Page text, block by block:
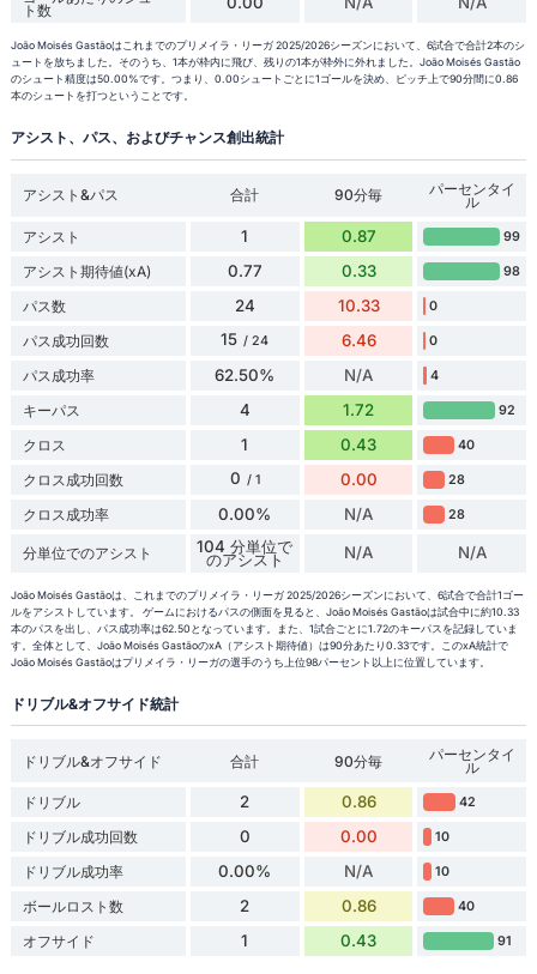
ト数
João Moisés Gastãoはこれまでのプリメイラ・リーガ 2025/2026シーズンにおいて、6試合で合計2本のシ
ュートを放ちました。そのうち、1本が枠内に飛び、残りの1本が枠外に外れました。João Moisés Gastão
のシュート精度は50.00%です。つまり、0.00シュートごとに1ゴールを決め、ピッチ上で90分間に0.86
本のシュートを打つということです。
アシスト、パス、およびチャンス創出統計
アシスト&パス 合計 90分毎 パーセンタイ
ル
アシスト
1 0.87 99
アシスト期待値(xA) 0.77 0.33 98
パス数 24 10.33 0
パス成功回数 15 / 24 6.46 0
パス成功率 62.50% N/A 4
キーパス 4 1.72 92
クロス 1 0.43 40
クロス成功回数 0 / 1 0.00 28
クロス成功率 0.00% N/A 28
分単位でのアシスト 104 分単位で
のアシスト N/A N/A
João Moisés Gastãoは、これまでのプリメイラ・リーガ 2025/2026シーズンにおいて、6試合で合計1ゴー
ルをアシストしています。 ゲームにおけるパスの側面を見ると、João Moisés Gastãoは試合中に約10.33
本のパスを出し、パス成功率は62.50となっています。また、1試合ごとに1.72のキーパスを記録していま
す。全体として、João Moisés GastãoのxA（アシスト期待値）は90分あたり0.33です。このxA統計で
João Moisés Gastãoはプリメイラ・リーガの選手のうち上位98パーセント以上に位置しています。
ドリブル&オフサイド統計
ドリブル&オフサイド 合計 90分毎 パーセンタイ
ル
ドリブル
2 0.86 42
ドリブル成功回数 0 0.00 10
ドリブル成功率 0.00% N/A 10
ボールロスト数 2 0.86 40
オフサイド 1 0.43 91